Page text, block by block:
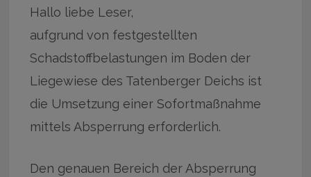
Hallo liebe Leser,
aufgrund von festgestellten
Schadstoffbelastungen im Boden der
Liegewiese des Tatenberger Deichs ist
die Umsetzung einer Sofortmaßnahme
mittels Absperrung erforderlich.
Den genauen Bereich der Absperrung